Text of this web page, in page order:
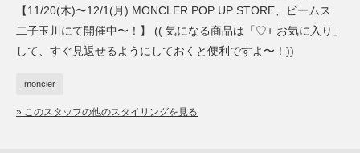
【11/20(木)〜12/1(月) MONCLER POP UP STORE、ビームス
二子玉川にて開催中〜！】 (( 気になる商品は「♡+ お気に入り」
して、すぐ見返せるようにしておくと便利ですよ〜！))
moncler
» このスタッフの他のスタイリングを見る